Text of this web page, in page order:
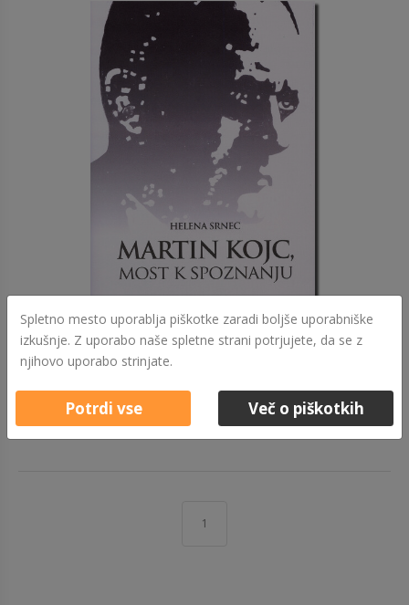
MARTIN KOJC, MOST K SPOZNANJU 29,90 €
Izvedi več
1
Spletno mesto uporablja piškotke zaradi boljše uporabniške
izkušnje. Z uporabo naše spletne strani potrjujete, da se z
njihovo uporabo strinjate.
Potrdi vse Več o piškotkih